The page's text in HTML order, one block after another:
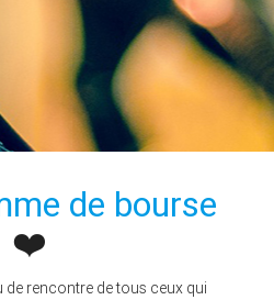
de bourse
❤️
de rencontre de tous ceux qui